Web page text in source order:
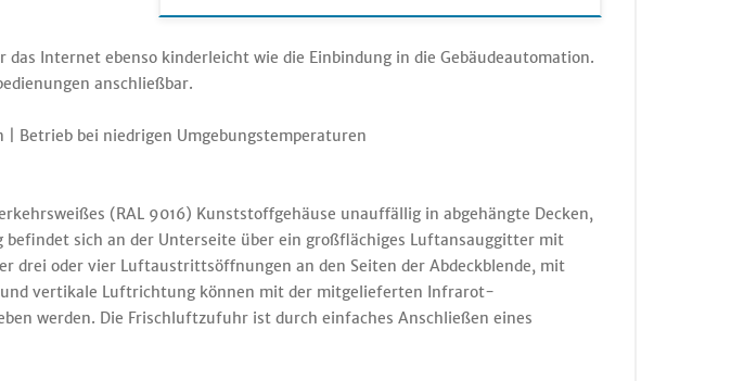
Internet ebenso kinderleicht wie die Einbindung in die Gebäudeautomation.
anschließbar.
Betrieb bei niedrigen Umgebungstemperaturen
(RAL 9016) Kunststoffgehäuse unauffällig in abgehängte Decken,
sich an der Unterseite über ein großflächiges Luftansauggitter mit
drei oder vier Luftaustrittsöffnungen an den Seiten der Abdeckblende, mit
vertikale Luftrichtung können mit der mitgelieferten Infrarot-
werden. Die Frischluftzufuhr ist durch einfaches Anschließen eines